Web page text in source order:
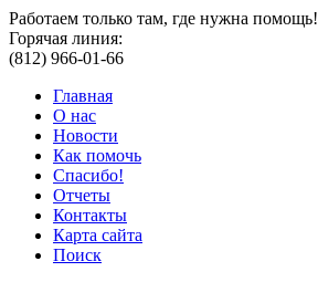
Работаем только там, где нужна помощь!
Горячая линия:
(812) 966-01-66
Главная
О нас
Новости
Как помочь
Спасибо!
Отчеты
Контакты
Карта сайта
Поиск